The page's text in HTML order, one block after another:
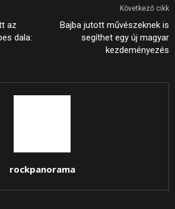
az
dala:
Következő cikk
Bajba jutott művészeknek is
segíthet egy új magyar
kezdeményezés
rockpanorama